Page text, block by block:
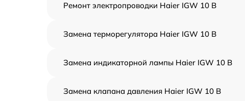
Ремонт электропроводки Haier IGW 10 B
Замена терморегулятора Haier IGW 10 B
Замена индикаторной лампы Haier IGW 10 B
Замена клапана давления Haier IGW 10 B